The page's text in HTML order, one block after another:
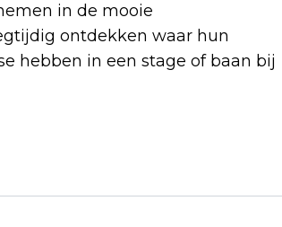
in de mooie
ontdekken waar hun
hebben in een stage of baan bij